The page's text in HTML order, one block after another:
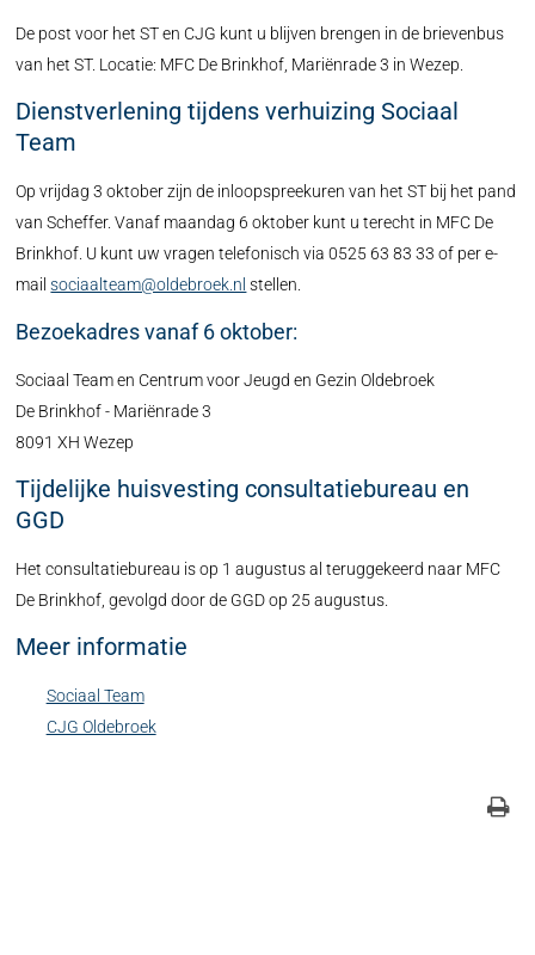
De post voor het ST en CJG kunt u blijven brengen in de brievenbus
van het ST. Locatie: MFC De Brinkhof, Mariënrade 3 in Wezep.
Dienstverlening tijdens verhuizing Sociaal
Team
Op vrijdag 3 oktober zijn de inloopspreekuren van het ST bij het pand
van Scheffer. Vanaf maandag 6 oktober kunt u terecht in MFC De
Brinkhof. U kunt uw vragen telefonisch via 0525 63 83 33 of per e-
mailsociaalteam@oldebroek.nl stellen.
Bezoekadres vanaf 6 oktober:
Sociaal Team en Centrum voor Jeugd en Gezin Oldebroek
De Brinkhof - Mariënrade 3
8091 XH Wezep
Tijdelijke huisvesting consultatiebureau en
GGD
Het consultatiebureau is op 1 augustus al teruggekeerd naar MFC
De Brinkhof, gevolgd door de GGD op 25 augustus.
Meer informatie
Sociaal Team
CJG Oldebroek